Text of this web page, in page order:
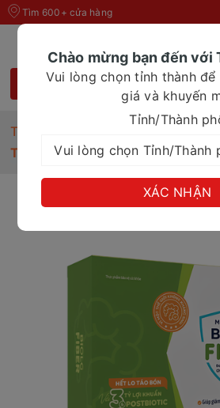
Tìm 600+ cửa hàng
Trang chủ
Thực phẩm chức
Thực phẩm bảo vệ sức khoẻ
Chào mừng bạn đến với
Vui lòng chọn tỉnh thành để
giá và khuyến
Tỉnh/Thành
XÁC NHẬN